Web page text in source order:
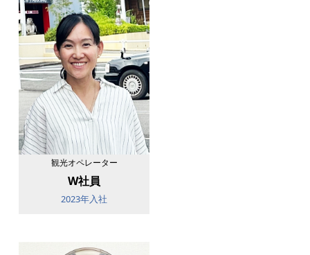
観光オペレーター
W社員
2023年入社